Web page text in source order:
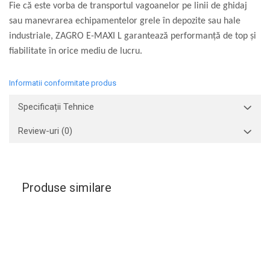
Fie că este vorba de transportul vagoanelor pe linii de ghidaj
sau manevrarea echipamentelor grele în depozite sau hale
industriale, ZAGRO E-MAXI L garantează performanță de top și
fiabilitate în orice mediu de lucru.
Informatii conformitate produs
Specificații Tehnice
Review-uri (0)
Produse similare